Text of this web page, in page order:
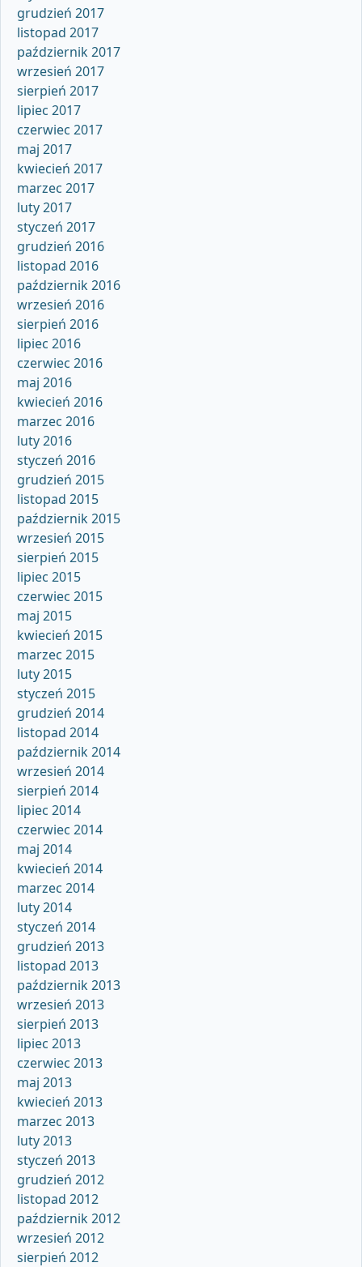
grudzień 2017
listopad 2017
październik 2017
wrzesień 2017
sierpień 2017
lipiec 2017
czerwiec 2017
maj 2017
kwiecień 2017
marzec 2017
luty 2017
styczeń 2017
grudzień 2016
listopad 2016
październik 2016
wrzesień 2016
sierpień 2016
lipiec 2016
czerwiec 2016
maj 2016
kwiecień 2016
marzec 2016
luty 2016
styczeń 2016
grudzień 2015
listopad 2015
październik 2015
wrzesień 2015
sierpień 2015
lipiec 2015
czerwiec 2015
maj 2015
kwiecień 2015
marzec 2015
luty 2015
styczeń 2015
grudzień 2014
listopad 2014
październik 2014
wrzesień 2014
sierpień 2014
lipiec 2014
czerwiec 2014
maj 2014
kwiecień 2014
marzec 2014
luty 2014
styczeń 2014
grudzień 2013
listopad 2013
październik 2013
wrzesień 2013
sierpień 2013
lipiec 2013
czerwiec 2013
maj 2013
kwiecień 2013
marzec 2013
luty 2013
styczeń 2013
grudzień 2012
listopad 2012
październik 2012
wrzesień 2012
sierpień 2012